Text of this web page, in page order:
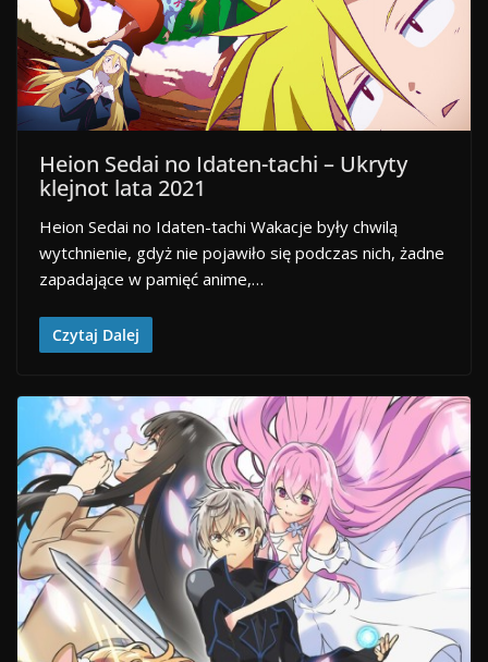
Heion Sedai no Idaten-tachi – Ukryty
klejnot lata 2021
Heion Sedai no Idaten-tachi Wakacje były chwilą
wytchnienie, gdyż nie pojawiło się podczas nich, żadne
zapadające w pamięć anime,…
Czytaj Dalej